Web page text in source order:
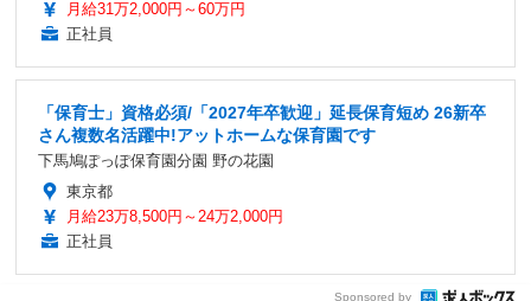
月給31万2,000円～60万円
正社員
「保育士」資格必須/「2027年卒歓迎」延長保育短め 26新卒
さん複数名活躍中!アットホームな保育園です
下馬鳩ぽっぽ保育園分園 野の花園
東京都
月給23万8,500円～24万2,000円
正社員
Sponsored by